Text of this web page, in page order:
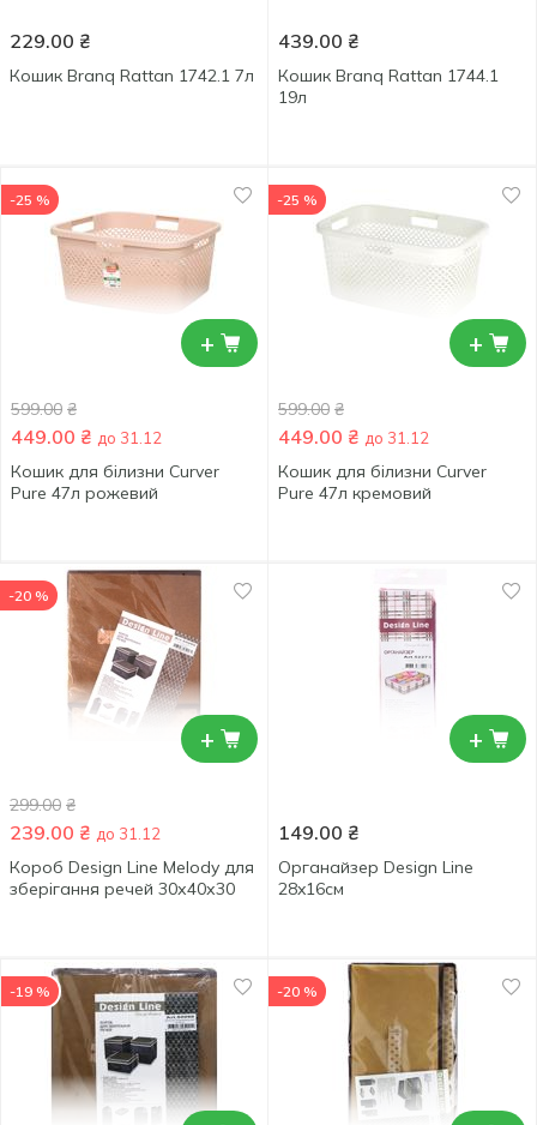
229.00 ₴
Кошик Branq Rattan 1742.1 7л
439.00 ₴
Кошик Branq Rattan 1744.1
19л
+
-25 %
599.00 ₴
449.00 ₴ до 31.12
Кошик для бiлизни Curver
Pure 47л рожевий
+
-25 %
599.00 ₴
449.00 ₴ до 31.12
Кошик для бiлизни Curver
Pure 47л кремовий
+
-20 %
299.00 ₴
239.00 ₴ до 31.12
Короб Design Line Melody для
зберігання речей 30х40х30
+
149.00 ₴
Органайзер Design Line
28x16см
-19 % -20 %